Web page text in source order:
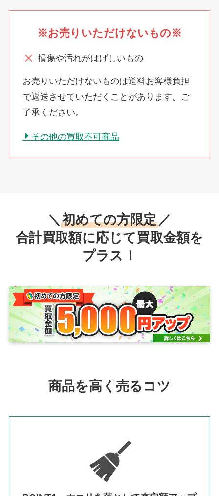
※お売りいただけないもの※
損傷や汚れがはげしいもの
お売りいただけないものは送料お客様負担
で返送させていただくことがあります。ご
了承ください。
その他の買取不可商品
＼初めての方限定／
合計買取額に応じて買取金額を
プラス！
商品を高く売るコツ